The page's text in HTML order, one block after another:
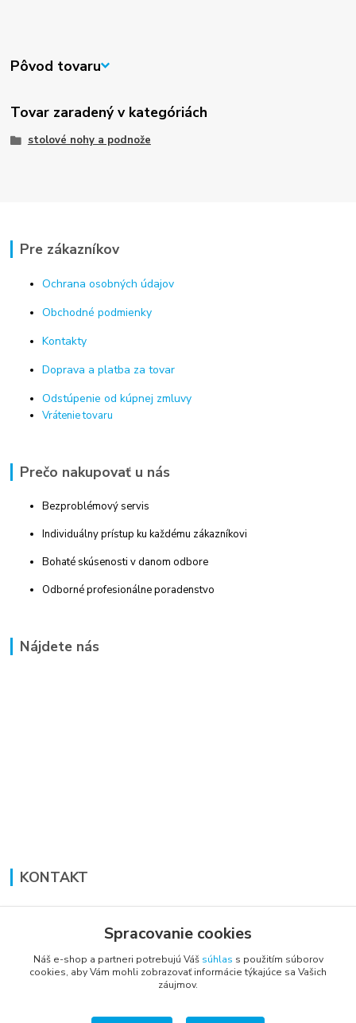
Pôvod tovaru
Tovar zaradený v kategóriách
stolové nohy a podnože
Pre zákazníkov
Ochrana osobných údajov
Obchodné podmienky
Kontakty
Doprava a platba za tovar
Odstúpenie od kúpnej zmluvy
Vrátenie tovaru
Prečo nakupovať u nás
Bezproblémový servis
Individuálny prístup ku každému zákazníkovi
Bohaté skúsenosti v danom odbore
Odborné profesionálne poradenstvo
Nájdete nás
KONTAKT
+421 948 711 774
vsetkoprenabytok@gmail.com
Spracovanie cookies
Náš e-shop a partneri potrebujú Váš súhlas s použitím súborov
cookies, aby Vám mohli zobrazovať informácie týkajúce sa Vašich
záujmov.